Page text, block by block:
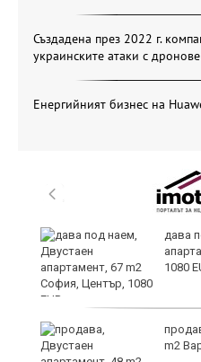
Създадена през 2022 г.
украинските атаки с
Енергийният бизнес на
дава
1080
m2